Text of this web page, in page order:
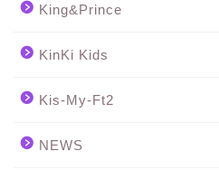
King&Prince
KinKi Kids
Kis-My-Ft2
NEWS